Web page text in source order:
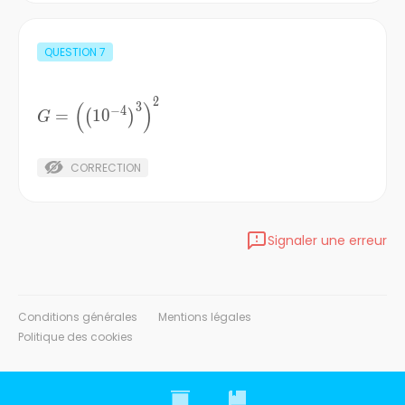
QUESTION 7
{\left({\left({10}^{-4}\right)}^3\right)}^2
G = ( (10−4 )3 )2
CORRECTION
Signaler une erreur
Conditions générales
Mentions légales
Politique des cookies